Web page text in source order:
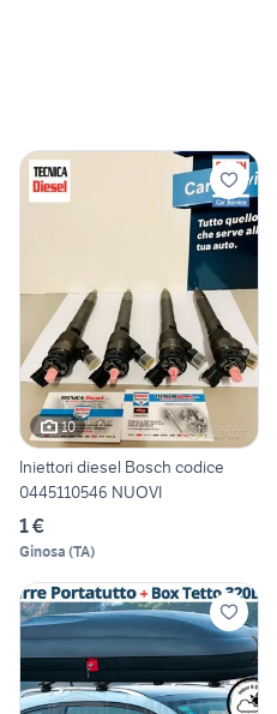
10
Iniettori diesel Bosch codice
0445110546 NUOVI
1 €
Ginosa (TA)